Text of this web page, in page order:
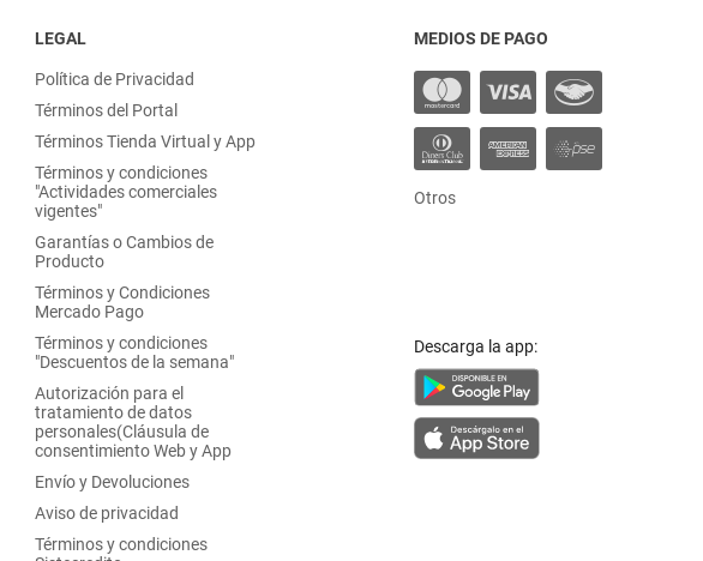
LEGAL
Política de Privacidad
Términos del Portal
Términos Tienda Virtual y App
Términos y condiciones
"Actividades comerciales
vigentes"
Garantías o Cambios de
Producto
Términos y Condiciones
Mercado Pago
Términos y condiciones
"Descuentos de la semana"
Autorización para el
tratamiento de datos
personales(Cláusula de
consentimiento Web y App
Envío y Devoluciones
Aviso de privacidad
Términos y condiciones
MEDIOS DE PAGO
Otros
Descarga la app: